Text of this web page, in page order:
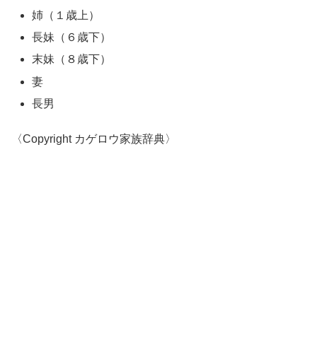
姉（１歳上）
長妹（６歳下）
末妹（８歳下）
妻
長男
〈Copyright カゲロウ家族辞典〉